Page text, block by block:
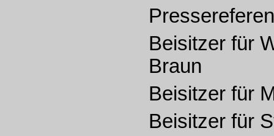
Beisitzer für
Braun
Beisitzer für
Beisitzer für